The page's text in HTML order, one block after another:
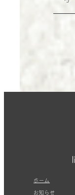
ホーム
お知らせ